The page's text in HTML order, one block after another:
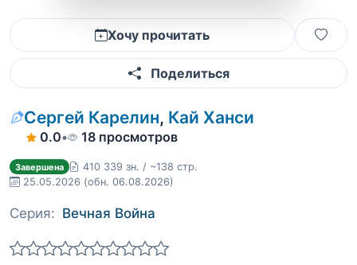
Хочу прочитать
Поделиться
Сергей Карелин, Кай Ханси
0.0• 18 просмотров
Завершена
410 339 зн. / ~138 стр.
25.05.2026 (обн. 06.08.2026)
Серия: Вечная Война